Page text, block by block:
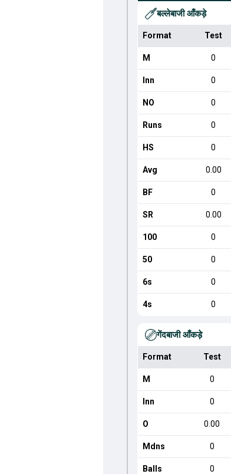
बल्लेबाजी आँकड़े
Format Test
M 0
Inn 0
NO 0
Runs 0
HS 0
Avg 0.00
BF 0
SR 0.00
100 0
50 0
6s 0
4s 0
गेंदबाजी आँकड़े
Format Test
M 0
Inn 0
O 0.00
Mdns 0
Balls 0